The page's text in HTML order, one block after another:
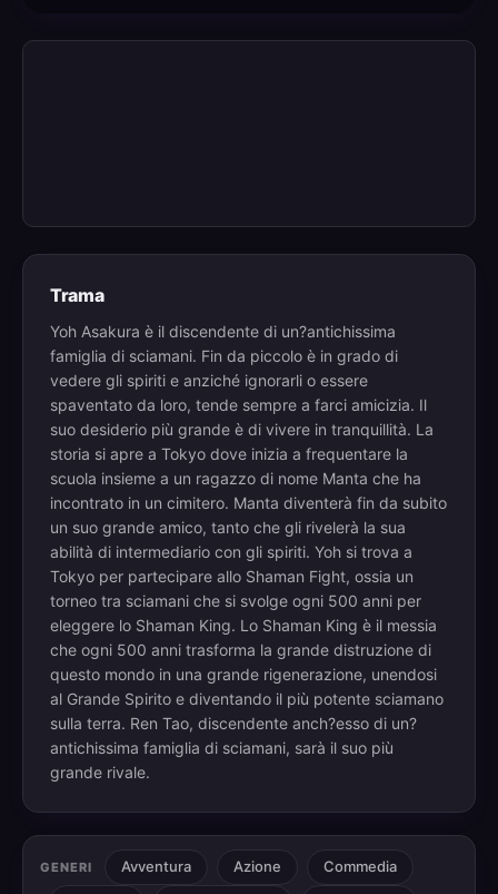
Trama
Yoh Asakura è il discendente di un?antichissima
famiglia di sciamani. Fin da piccolo è in grado di
vedere gli spiriti e anziché ignorarli o essere
spaventato da loro, tende sempre a farci amicizia. Il
suo desiderio più grande è di vivere in tranquillità. La
storia si apre a Tokyo dove inizia a frequentare la
scuola insieme a un ragazzo di nome Manta che ha
incontrato in un cimitero. Manta diventerà fin da subito
un suo grande amico, tanto che gli rivelerà la sua
abilità di intermediario con gli spiriti. Yoh si trova a
Tokyo per partecipare allo Shaman Fight, ossia un
torneo tra sciamani che si svolge ogni 500 anni per
eleggere lo Shaman King. Lo Shaman King è il messia
che ogni 500 anni trasforma la grande distruzione di
questo mondo in una grande rigenerazione, unendosi
al Grande Spirito e diventando il più potente sciamano
sulla terra. Ren Tao, discendente anch?esso di un?
antichissima famiglia di sciamani, sarà il suo più
grande rivale.
GENERI Avventura Azione
Commedia